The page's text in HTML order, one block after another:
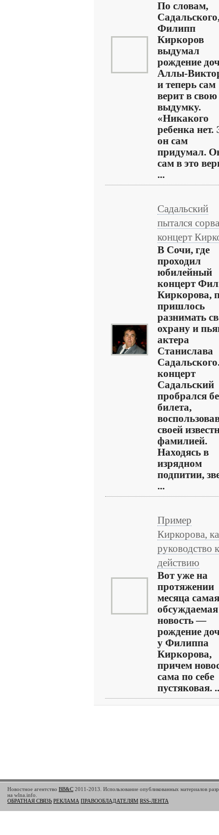
По словам,
Филипп
Киркоров
выдумал
рождение
Аллы-
и теперь сам
верит в свою
выдумку.
«Никакого
ребенка нет.
он сам
придумал.
сам в это
...
Садальский
пытался
концерт
В Сочи, где
проходил
юбилейный
концерт
Киркорова,
пришлось
разнимать
охрану и
актера
Станислава
концерт
Садальский
пробрался
билета,
своей
фамилией.
Находясь в
изрядном
подпитии,
...
Пример
Киркорова,
руководство к
действию
Вот уже на
протяжении
месяца самая
обсуждаемая
новость —
рождение
у Филиппа
Киркорова,
причем
сама по себе
пустяковая.
Новостное агентство BB&C 2011-2013. Использование опубликованных материалов
на wlna.info.
ОБРАТНАЯ СВЯЗЬ РЕКЛАМА ПРАВООБЛАДАТЕЛЯМ RSS-ЛЕНТА